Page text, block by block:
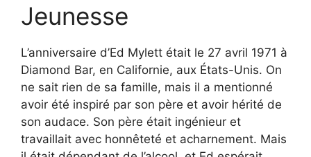
Jeunesse
L’anniversaire d’Ed Mylett était le 27 avril 1971 à
Diamond Bar, en Californie, aux États-Unis. On
ne sait rien de sa famille, mais il a mentionné
avoir été inspiré par son père et avoir hérité de
son audace. Son père était ingénieur et
travaillait avec honnêteté et acharnement. Mais